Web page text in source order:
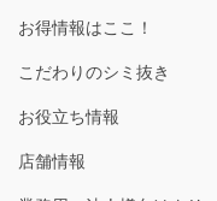
お得情報はここ！
こだわりのシミ抜き
お役立ち情報
店舗情報